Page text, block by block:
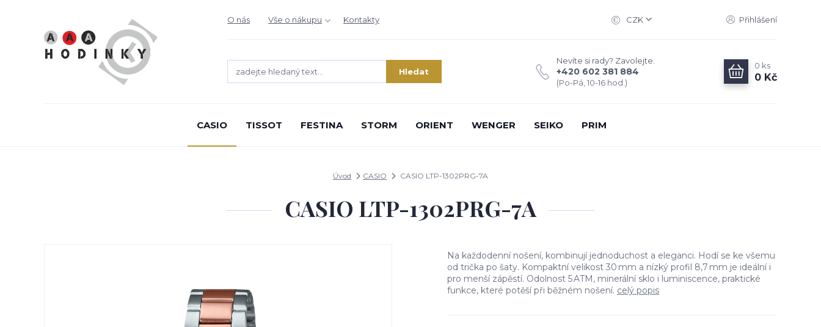
O nás Vše o nákupu Kontakty CZK Přihlášení
Hledat
Nevíte si rady? Zavolejte.
+420 602 381 884
(Po-Pá, 10-16 hod.)
0 ks
0 Kč
CASIO TISSOT FESTINA STORM ORIENT WENGER SEIKO PRIM
Úvod CASIO CASIO LTP-1302PRG-7A
CASIO LTP-1302PRG-7A
Na každodenní nošení, kombinují jednoduchost a eleganci. Hodí se ke všemu
od trička po šaty. Kompaktní velikost 30 mm a nízký profil 8,7 mm je ideální i
pro menší zápěstí. Odolnost 5 ATM, minerální sklo i luminiscence, praktické
funkce, které potěší při běžném nošení. celý popis